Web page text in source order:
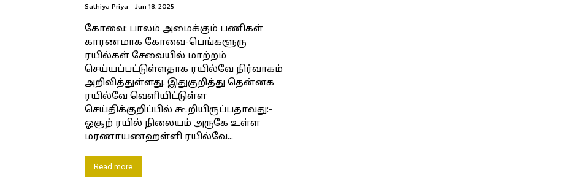
Sathiya Priya -Jun 18, 2025
கோவை: பாலம் அமைக்கும் பணிகள்
காரணமாக கோவை-பெங்களூரு
ரயில்கள் சேவையில் மாற்றம்
செய்யப்பட்டுள்ளதாக ரயில்வே நிர்வாகம்
அறிவித்துள்ளது. இதுகுறித்து தென்னக
ரயில்வே வெளியிட்டுள்ள
செய்திக்குறிப்பில் கூறியிருப்பதாவது:-
ஓசூற் ரயில் நிலையம் அருகே உள்ள
மரணாயணஹள்ளி ரயில்வே...
Read more